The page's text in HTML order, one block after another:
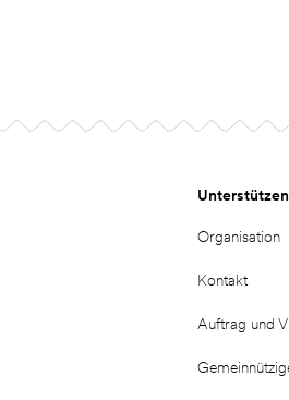
Unterstützen
Organisation
Kontakt
Auftrag und